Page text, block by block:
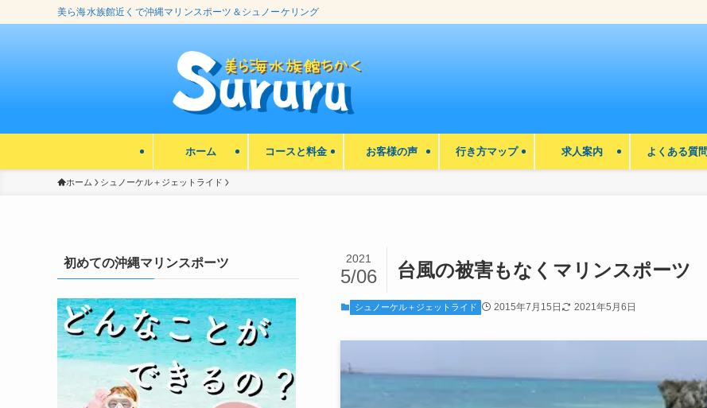
美ら海水族館近くで沖縄マリンスポーツ＆シュノーケリング
ホーム コースと料金 お客様の声 行き方マップ 求人案内 よくある質問
ホーム シュノーケル＋ジェットライド
台風の被害もなくマリンスポーツ
2021
5/06
シュノーケル＋ジェットライド 2015年7月15日 2021年5月6日
初めての沖縄マリンスポーツ